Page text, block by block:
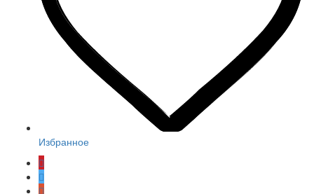
Избранное